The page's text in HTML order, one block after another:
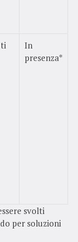
In
presenza*
svolti
per soluzioni